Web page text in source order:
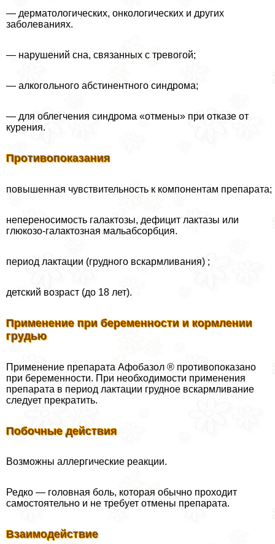
— дерматологических, oнкoлoгических и других
заболеваниях.
— нарушений сна, связанных с тревогой;
— алкогольного абстинентного синдрома;
— для облегчения синдрома «отмены» при отказе от
курения.
Противопоказания
повышенная чувствительность к компонентам препарата;
непереносимость галактозы, дефицит лактазы или
глюкозо-галактозная мальабсорбция.
период лактации (грудного вскармливания) ;
детский возраст (до 18 лет).
Применение при беременности и кормлении
гpyдью
Применение препарата Афобазол ® противопоказано
при беременности. При необходимости применения
препарата в период лактации грудное вскармливание
следует прекратить.
Побочные действия
Возможны аллергические реакции.
Редко — головная боль, которая обычно проходит
самостоятельно и не требует отмены препарата.
Взаимодействие